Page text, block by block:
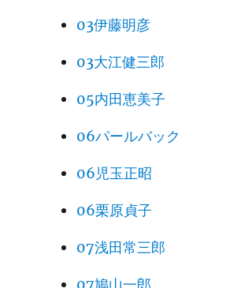
03伊藤明彦
03大江健三郎
05内田恵美子
06パールバック
06児玉正昭
06栗原貞子
07浅田常三郎
07鳩山一郎